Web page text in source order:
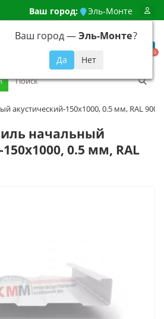
Ваш город: Эль-Монте
Ваш город —Эль-Монте?
648-92-94
0
акустический-150х1000, 0.5 мм, RAL 9003
начальный
0.5 мм, RAL